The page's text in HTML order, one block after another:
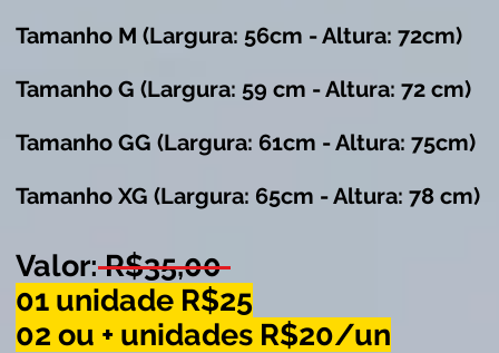
Tamanho M (Largura: 56cm - Altura: 72cm)
Tamanho G (Largura: 59 cm - Altura: 72 cm)
Tamanho GG (Largura: 61cm - Altura: 75cm)
Tamanho XG (Largura: 65cm - Altura: 78 cm)
Valor: R$35,00
01 unidade R$25
02 ou + unidades R$20/un